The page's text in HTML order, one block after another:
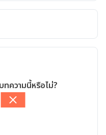
pmc/articles/PMC74
States, 1999–2019.
databriefs/db398-
ดยDuangkamon Junnet
ความนี้หรือไม่?